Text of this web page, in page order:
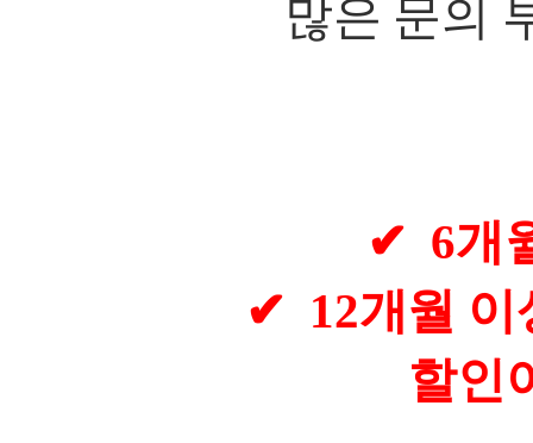
많은 문의
✔ 6개
✔ 12개월 이
할인